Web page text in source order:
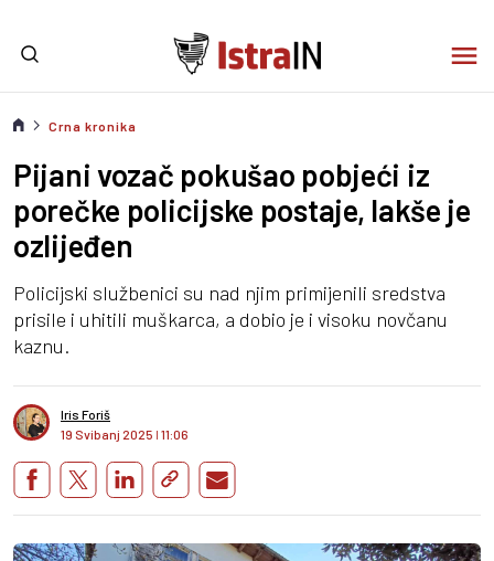
Crna kronika
Pijani vozač pokušao pobjeći iz
porečke policijske postaje, lakše je
ozlijeđen
Policijski službenici su nad njim primijenili sredstva
prisile i uhitili muškarca, a dobio je i visoku novčanu
kaznu.
Iris Foriš
19 Svibanj 2025 I 11:06